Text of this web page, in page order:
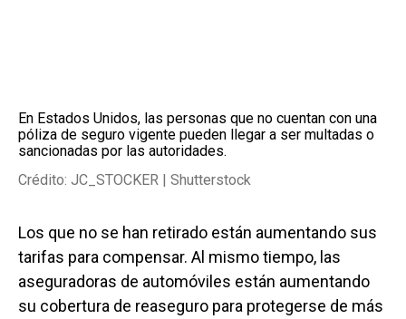
En Estados Unidos, las personas que no cuentan con una
póliza de seguro vigente pueden llegar a ser multadas o
sancionadas por las autoridades.
Crédito: JC_STOCKER | Shutterstock
Los que no se han retirado están aumentando sus
tarifas para compensar. Al mismo tiempo, las
aseguradoras de automóviles están aumentando
su cobertura de reaseguro para protegerse de más